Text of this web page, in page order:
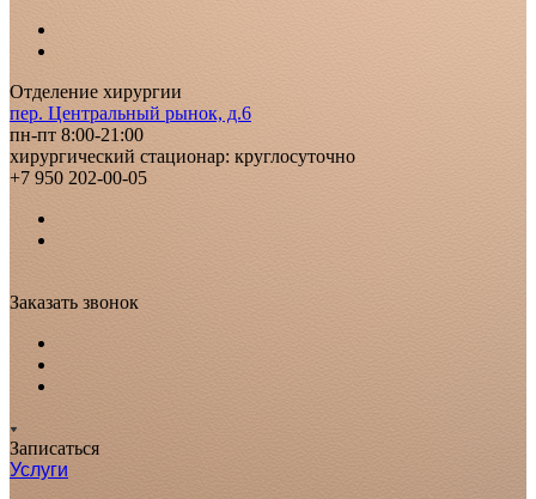
Отделение хирургии
пер. Центральный рынок, д.6
пн-пт 8:00-21:00
хирургический стационар: круглосуточно
+7 950 202-00-05
Заказать звонок
Записаться
Услуги